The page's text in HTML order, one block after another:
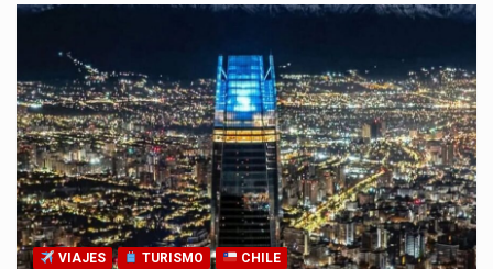
VIAJES TURISMO CHILE